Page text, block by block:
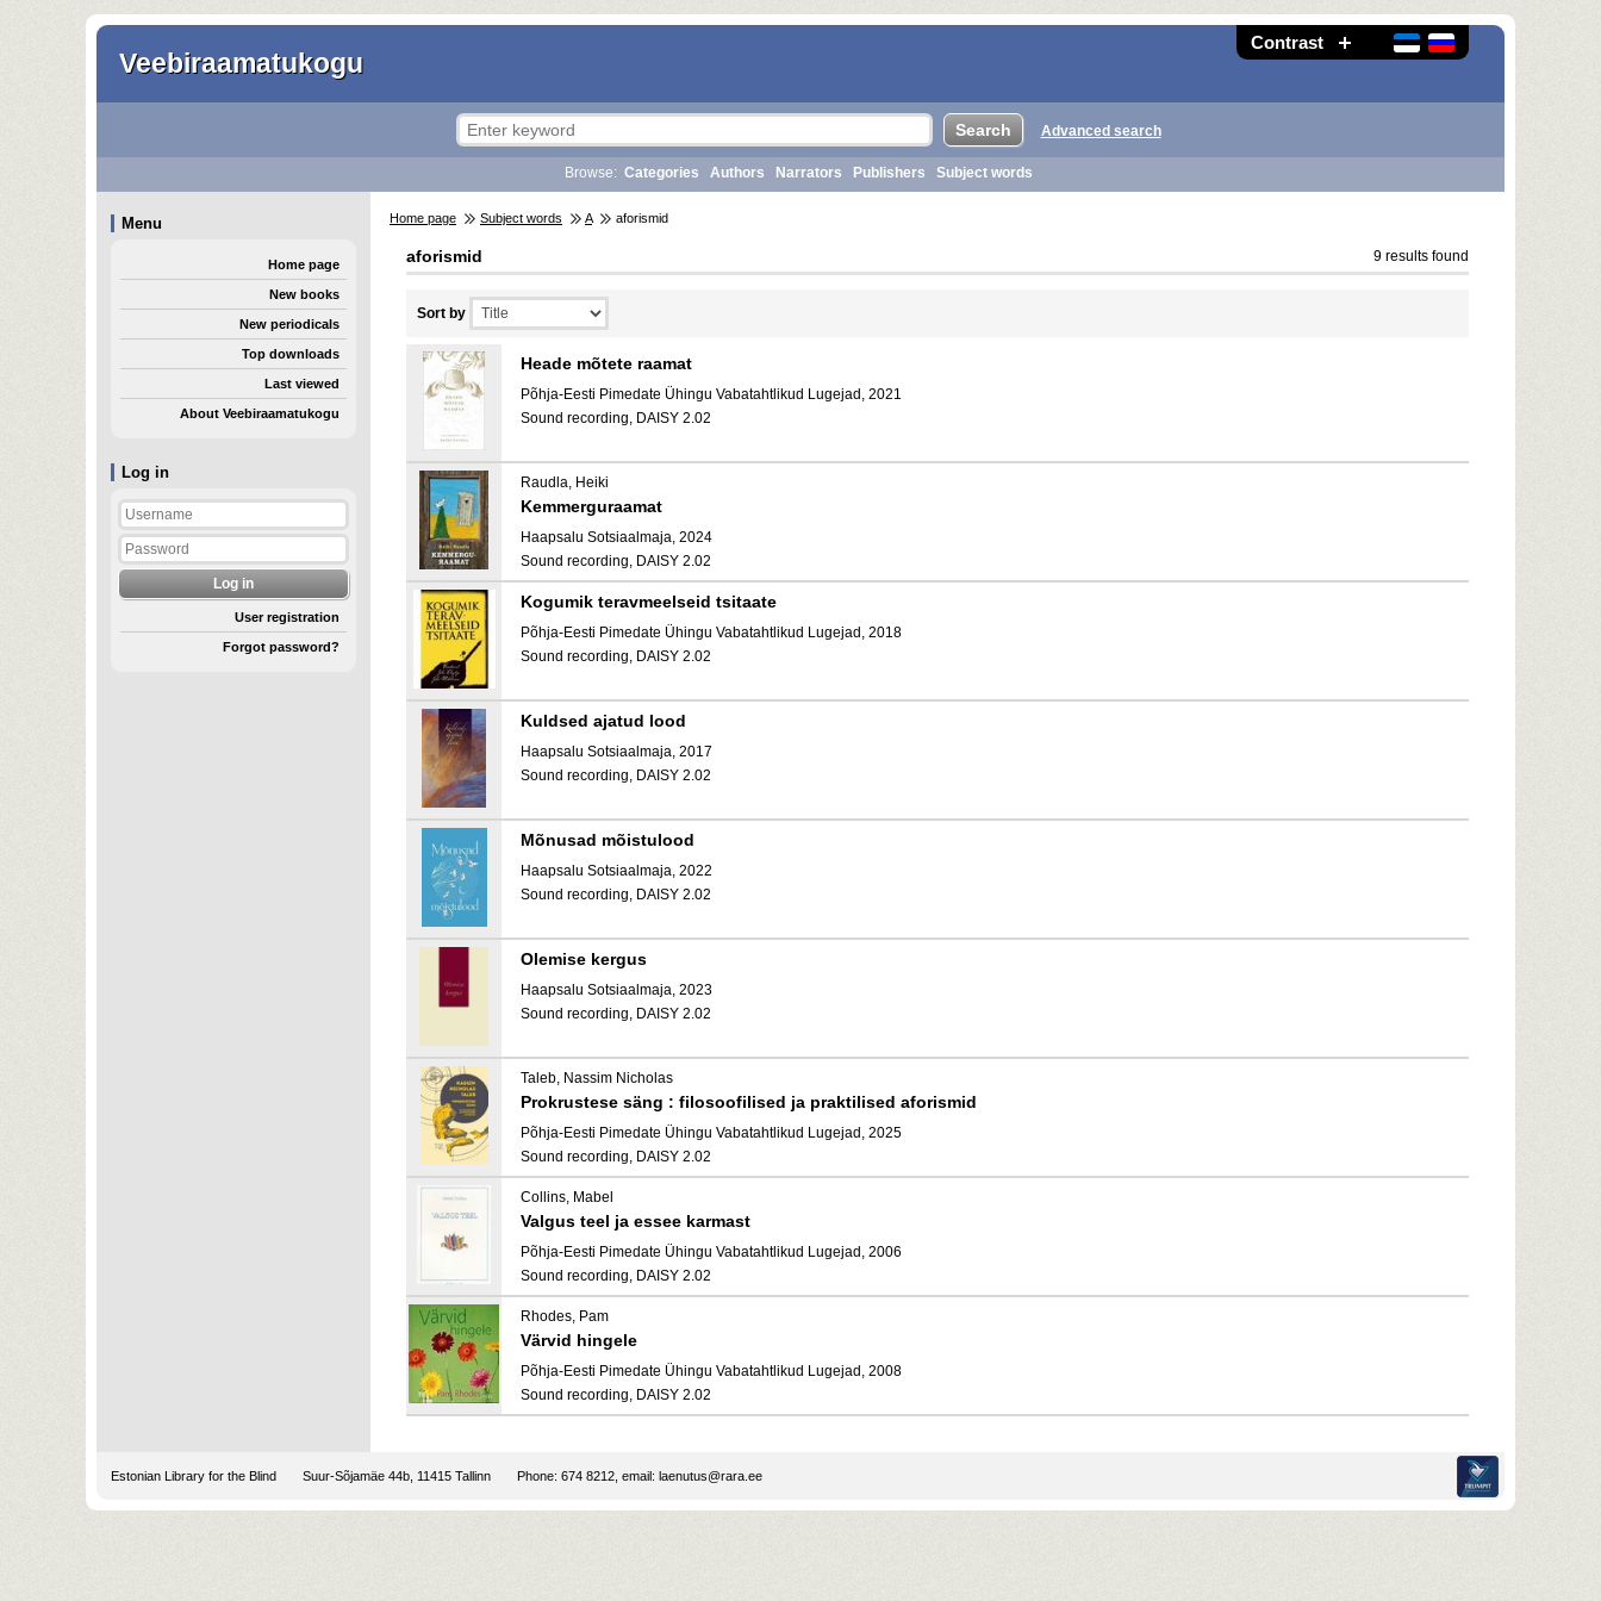
Contrast
Veebiraamatukogu
Log in
User registration
Forgot password?
Advanced search
Browse: Categories Authors Narrators Publishers Subject words
Menu
Home page
New books
New periodicals
Top downloads
Last viewed
About Veebiraamatukogu
Home page Subject words A aforismid
aforismid 9 results found
Sort by
Heade mõtete raamat
Põhja-Eesti Pimedate Ühingu Vabatahtlikud Lugejad, 2021
Sound recording, DAISY 2.02
Raudla, Heiki
Kemmerguraamat
Haapsalu Sotsiaalmaja, 2024
Sound recording, DAISY 2.02
Kogumik teravmeelseid tsitaate
Põhja-Eesti Pimedate Ühingu Vabatahtlikud Lugejad, 2018
Sound recording, DAISY 2.02
Kuldsed ajatud lood
Haapsalu Sotsiaalmaja, 2017
Sound recording, DAISY 2.02
Mõnusad mõistulood
Haapsalu Sotsiaalmaja, 2022
Sound recording, DAISY 2.02
Olemise kergus
Haapsalu Sotsiaalmaja, 2023
Sound recording, DAISY 2.02
Taleb, Nassim Nicholas
Prokrustese säng : filosoofilised ja praktilised aforismid
Põhja-Eesti Pimedate Ühingu Vabatahtlikud Lugejad, 2025
Sound recording, DAISY 2.02
Collins, Mabel
Valgus teel ja essee karmast
Põhja-Eesti Pimedate Ühingu Vabatahtlikud Lugejad, 2006
Sound recording, DAISY 2.02
Rhodes, Pam
Värvid hingele
Põhja-Eesti Pimedate Ühingu Vabatahtlikud Lugejad, 2008
Sound recording, DAISY 2.02
Estonian Library for the Blind Suur-Sõjamäe 44b, 11415 Tallinn Phone: 674 8212, email: laenutus@rara.ee